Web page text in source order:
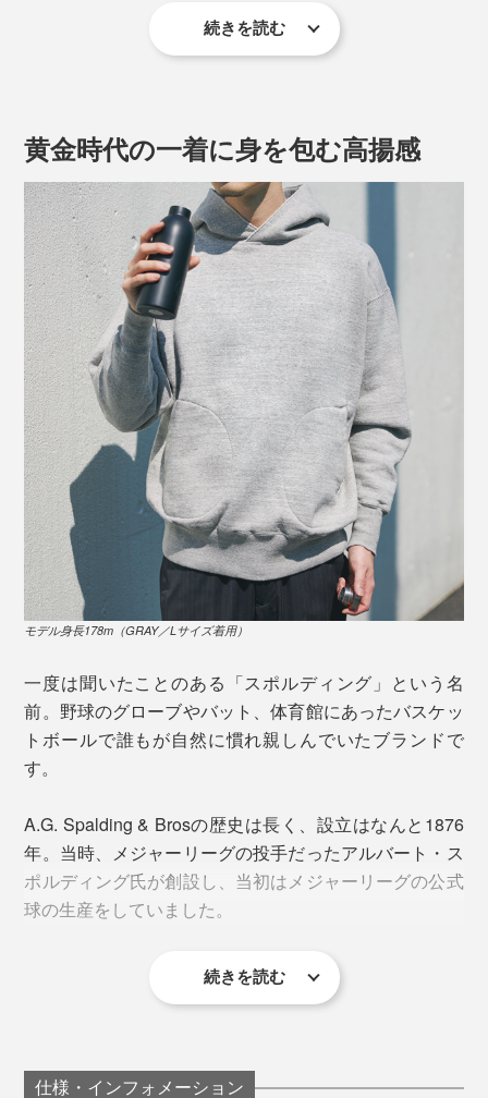
モデル身長178cm、（WHITE／Lサイズ着用）
② ハンドウォーマーポケット
写真は「WHITE」
ーポケット」。カンガルーポケットは他社製品でも見ら
れますが、この形状はA.G. Spalding & Brosの専売特
許。
本品の裏地は肌触りが心地いい、ふわっふわの起毛
大量生産されたそれとは比べものにならないほど、独特
の風合いに仕上がります。“2回洗濯”すると分かるのです
が、着込むほどにやわらかなタッチになっていくように
感じました。
ハリがあって型崩れしにくいのに、しなやかな肌触り。
袖、裾のリブまで吊り編みのため、切り替えがなくどこ
までも肌当たりがやさしい。毎日着たくなるストレスの
続きを読む
黄金時代の一着に身を包む高揚感
モデル身長178m（GRAY／Lサイズ着用）
一度は聞いたことのある「スポルディング」という名
前。野球のグローブやバット、体育館にあったバスケッ
トボールで誰もが自然に慣れ親しんでいたブランドで
す。
A.G. Spalding & Brosの歴史は長く、設立はなんと1876
年。当時、メジャーリーグの投手だったアルバート・ス
ポルディング氏が創設し、当初はメジャーリーグの公式
球の生産をしていました。
れました。この時代に、スウェットという衣類も誕生。
続きを読む
仕様・インフォメーション